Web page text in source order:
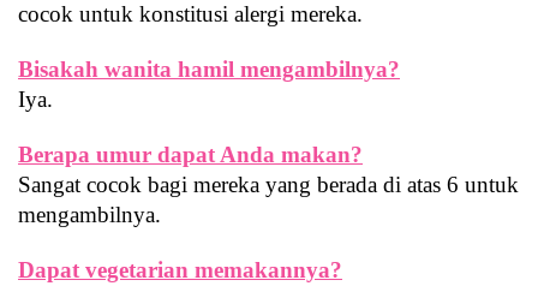
cocok untuk konstitusi alergi mereka.
Bisakah wanita hamil mengambilnya?
Iya.
Berapa umur dapat Anda makan?
Sangat cocok bagi mereka yang berada di atas 6 untuk
mengambilnya.
Dapat vegetarian memakannya?